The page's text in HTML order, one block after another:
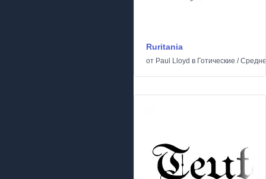
Ruritania
от Paul Lloyd в Готические /